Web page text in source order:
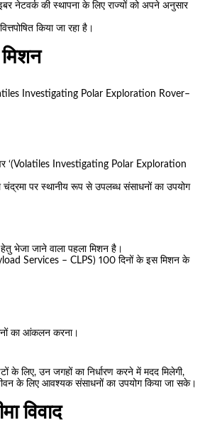
नेटवर्क की स्थापना के लिए राज्यों को अपने अनुसार
किया जा रहा है।
मिशन
Investigating Polar Exploration Rover–
‘(Volatiles Investigating Polar Exploration
चंद्रमा पर स्थानीय रूप से उपलब्ध संसाधनों का उपयोग
भेजा जाने वाला पहला मिशन है।
Services – CLPS) 100 दिनों के इस मिशन के
का आंकलन करना।
के लिए, उन जगहों का निर्धारण करने में मदद मिलेगी,
के लिए आवश्यक संसाधनों का उपयोग किया जा सके।
विवाद